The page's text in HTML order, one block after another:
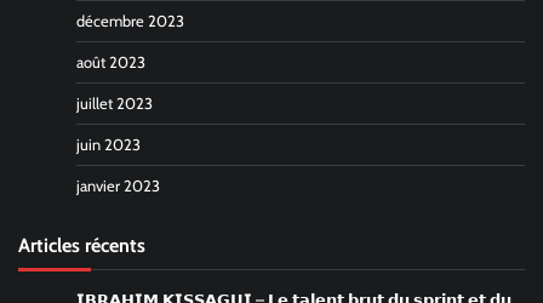
décembre 2023
août 2023
juillet 2023
juin 2023
janvier 2023
Articles récents